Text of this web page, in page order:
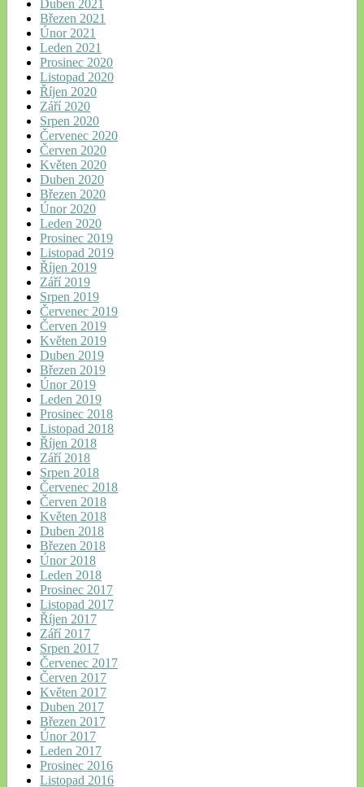
Duben 2021
Březen 2021
Únor 2021
Leden 2021
Prosinec 2020
Listopad 2020
Říjen 2020
Září 2020
Srpen 2020
Červenec 2020
Červen 2020
Květen 2020
Duben 2020
Březen 2020
Únor 2020
Leden 2020
Prosinec 2019
Listopad 2019
Říjen 2019
Září 2019
Srpen 2019
Červenec 2019
Červen 2019
Květen 2019
Duben 2019
Březen 2019
Únor 2019
Leden 2019
Prosinec 2018
Listopad 2018
Říjen 2018
Září 2018
Srpen 2018
Červenec 2018
Červen 2018
Květen 2018
Duben 2018
Březen 2018
Únor 2018
Leden 2018
Prosinec 2017
Listopad 2017
Říjen 2017
Září 2017
Srpen 2017
Červenec 2017
Červen 2017
Květen 2017
Duben 2017
Březen 2017
Únor 2017
Leden 2017
Prosinec 2016
Listopad 2016